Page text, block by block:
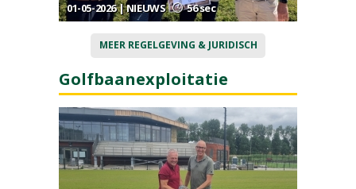
01-05-2026 | NIEUWS 56 sec
MEER REGELGEVING & JURIDISCH
Golfbaanexploitatie